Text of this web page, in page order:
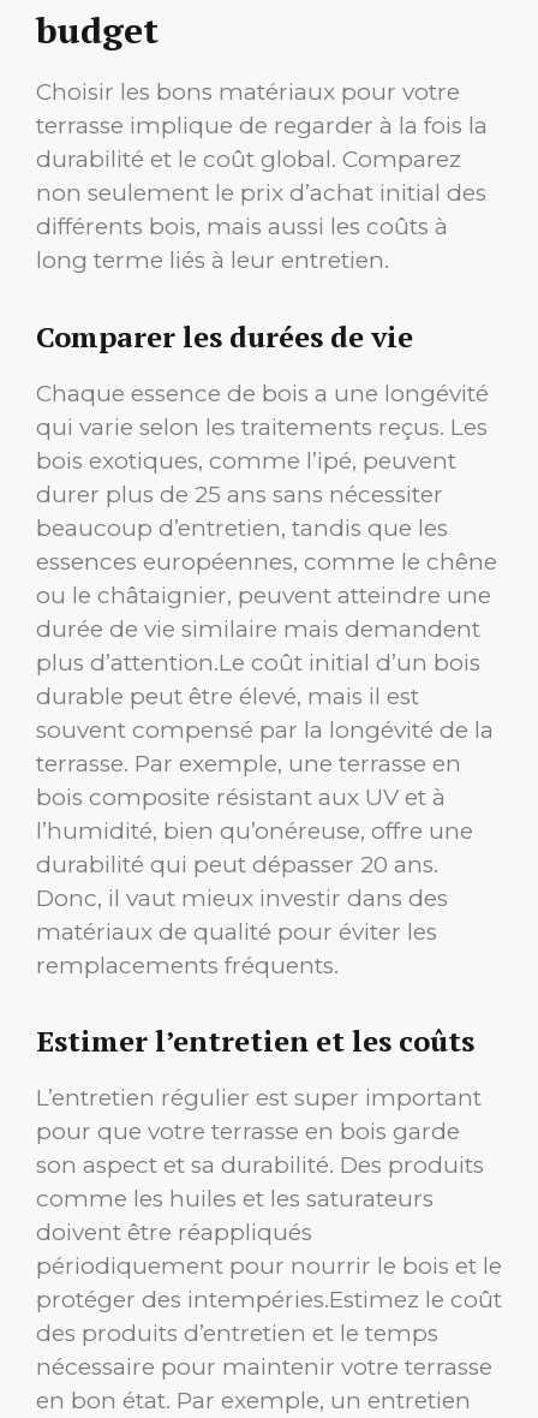
budget
Choisir les bons matériaux pour votre
terrasse implique de regarder à la fois la
durabilité et le coût global. Comparez
non seulement le prix d’achat initial des
différents bois, mais aussi les coûts à
long terme liés à leur entretien.
Comparer les durées de vie
Chaque essence de bois a une longévité
qui varie selon les traitements reçus. Les
bois exotiques, comme l’ipé, peuvent
durer plus de 25 ans sans nécessiter
beaucoup d’entretien, tandis que les
essences européennes, comme le chêne
ou le châtaignier, peuvent atteindre une
durée de vie similaire mais demandent
plus d’attention.Le coût initial d’un bois
durable peut être élevé, mais il est
souvent compensé par la longévité de la
terrasse. Par exemple, une terrasse en
bois composite résistant aux UV et à
l’humidité, bien qu’onéreuse, offre une
durabilité qui peut dépasser 20 ans.
Donc, il vaut mieux investir dans des
matériaux de qualité pour éviter les
remplacements fréquents.
Estimer l’entretien et les coûts
L’entretien régulier est super important
pour que votre terrasse en bois garde
son aspect et sa durabilité. Des produits
comme les huiles et les saturateurs
doivent être réappliqués
périodiquement pour nourrir le bois et le
protéger des intempéries.Estimez le coût
des produits d’entretien et le temps
nécessaire pour maintenir votre terrasse
en bon état. Par exemple, un entretien